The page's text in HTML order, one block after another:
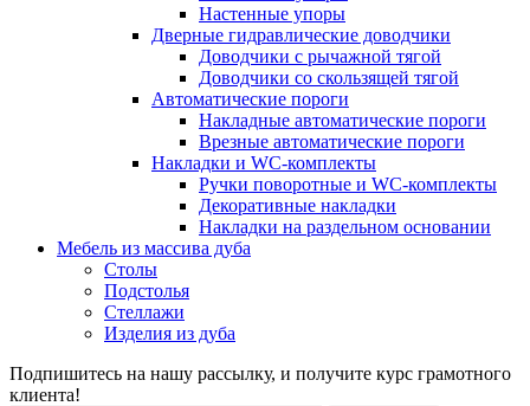
Настенные упоры
Дверные гидравлические доводчики
Доводчики с рычажной тягой
Доводчики со скользящей тягой
Автоматические пороги
Накладные автоматические пороги
Врезные автоматические пороги
Накладки и WC-комплекты
Ручки поворотные и WC-комплекты
Декоративные накладки
Накладки на раздельном основании
Мебель из массива дуба
Столы
Подстолья
Стеллажи
Изделия из дуба
Подпишитесь на нашу рассылку, и получите курс грамотного
клиента!